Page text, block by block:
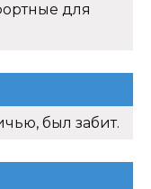
для
был забит.